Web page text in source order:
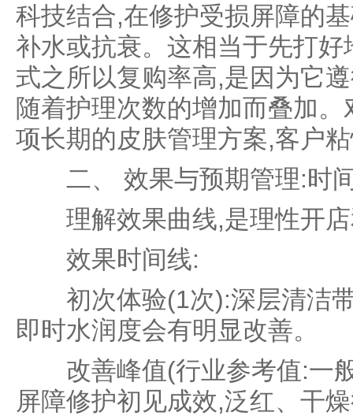
科技结合,在修护受损屏障的
补水或抗衰。这相当于先打
式之所以复购率高,是因为它
随着护理次数的增加而叠加
项长期的皮肤管理方案,客户
二、 效果与预期管理:时
理解效果曲线,是理性开店
效果时间线:
初次体验(1次):深层清洁带
即时水润度会有明显改善。
改善峰值(行业参考值:一
屏障修护初见成效,泛红、干